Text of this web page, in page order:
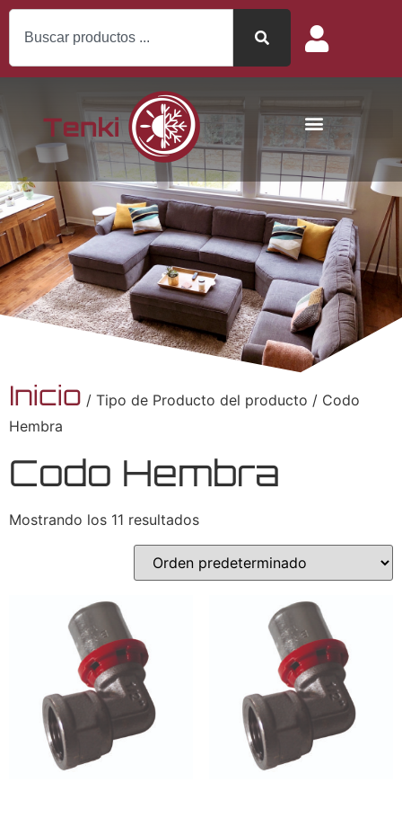
Inicio / Tipo de Producto del producto / Codo
Hembra
Codo Hembra
Mostrando los 11 resultados